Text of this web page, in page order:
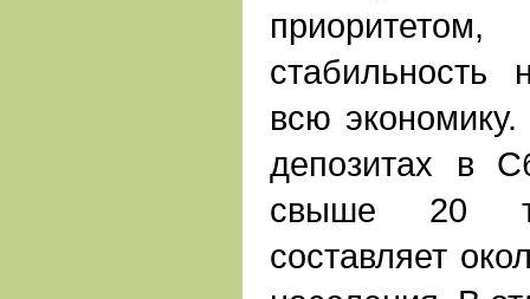
стабильность
всю
депозитах в
свыше 20
составляет